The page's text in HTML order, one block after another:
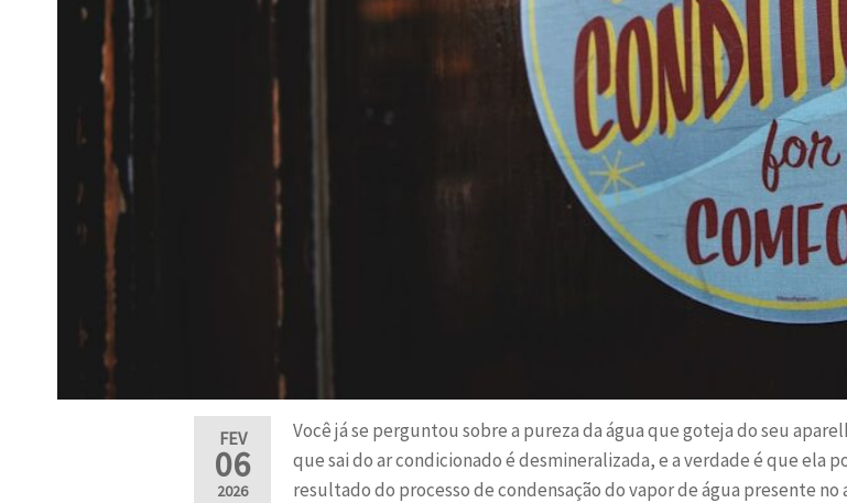
FEV
06
2026
Você já se perguntou sobre a pureza da água que goteja do seu
que sai do ar condicionado é desmineralizada, e a verdade é que ela
resultado do processo de condensação do vapor de água presente